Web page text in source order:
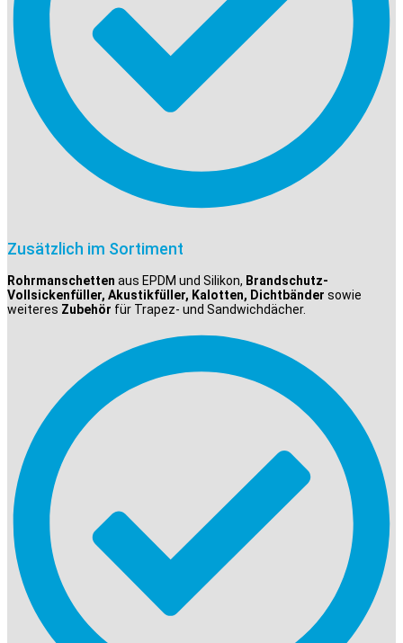
Zusätzlich im Sortiment
Rohrmanschetten aus EPDM und Silikon, Brandschutz-
Vollsickenfüller, Akustikfüller, Kalotten, Dichtbänder sowie
weiteres Zubehör für Trapez- und Sandwichdächer.